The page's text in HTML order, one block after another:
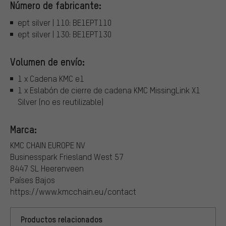
Número de fabricante:
ept silver | 110: BE1EPT110
ept silver | 130: BE1EPT130
Volumen de envío:
1 x Cadena KMC e1
1 x Eslabón de cierre de cadena KMC MissingLink X1
Silver (no es reutilizable)
Marca:
KMC CHAIN EUROPE NV
Businesspark Friesland West 57
8447 SL Heerenveen
Países Bajos
https://www.kmcchain.eu/contact
Productos relacionados